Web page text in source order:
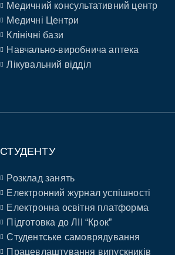
Медичний консультативний центр
Медичні Центри
Клінічні бази
Навчально-виробнича аптека
Лікувальний відділ
СТУДЕНТУ
Розклад занять
Електронний журнал успішності
Електронна освітня платформа
Підготовка до ЛІІ “Крок”
Студентське самоврядування
Працевлаштування випускників